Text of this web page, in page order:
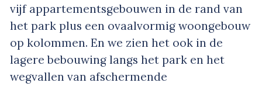
vijf appartementsgebouwen in de rand van
het park plus een ovaalvormig woongebouw
op kolommen. En we zien het ook in de
lagere bebouwing langs het park en het
wegvallen van afschermende